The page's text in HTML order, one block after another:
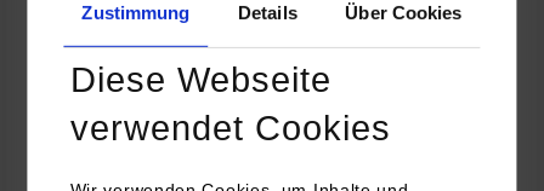
Zustimmung Details Über Cookies
Diese Webseite
verwendet Cookies